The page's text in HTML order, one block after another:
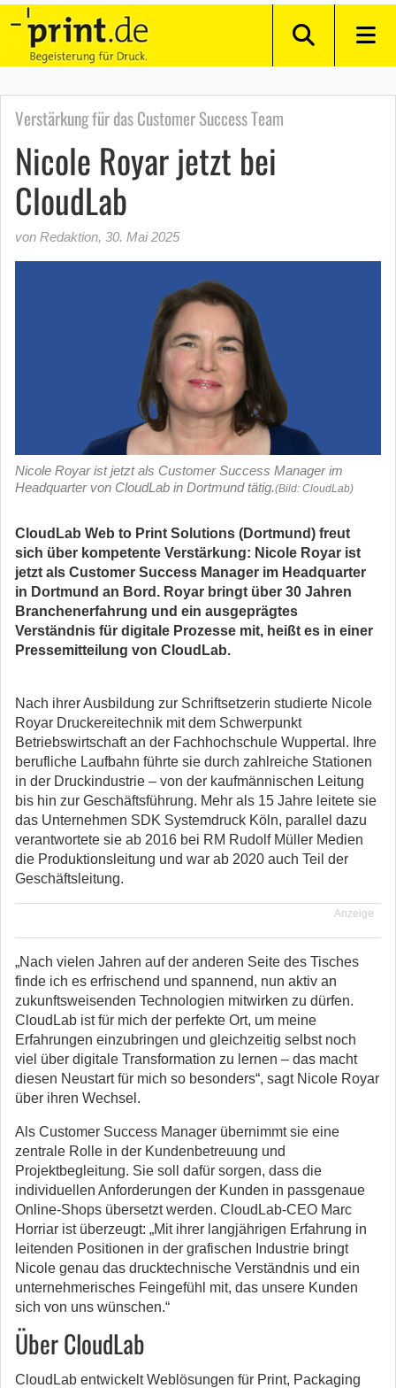
Verstärkung für das Customer Success Team
Nicole Royar jetzt bei
CloudLab
von Redaktion, 30. Mai 2025
Nicole Royar ist jetzt als Customer Success Manager im
Headquarter von CloudLab in Dortmund tätig.(Bild: CloudLab)
CloudLab Web to Print Solutions (Dortmund) freut
sich über kompetente Verstärkung: Nicole Royar ist
jetzt als Customer Success Manager im Headquarter
in Dortmund an Bord. Royar bringt über 30 Jahren
Branchenerfahrung und ein ausgeprägtes
Verständnis für digitale Prozesse mit, heißt es in einer
Pressemitteilung von CloudLab.
Nach ihrer Ausbildung zur Schriftsetzerin studierte Nicole
Royar Druckereitechnik mit dem Schwerpunkt
Betriebswirtschaft an der Fachhochschule Wuppertal. Ihre
berufliche Laufbahn führte sie durch zahlreiche Stationen
in der Druckindustrie – von der kaufmännischen Leitung
bis hin zur Geschäftsführung. Mehr als 15 Jahre leitete sie
das Unternehmen SDK Systemdruck Köln, parallel dazu
verantwortete sie ab 2016 bei RM Rudolf Müller Medien
die Produktionsleitung und war ab 2020 auch Teil der
Geschäftsleitung.
Anzeige
„Nach vielen Jahren auf der anderen Seite des Tisches
finde ich es erfrischend und spannend, nun aktiv an
zukunftsweisenden Technologien mitwirken zu dürfen.
CloudLab ist für mich der perfekte Ort, um meine
Erfahrungen einzubringen und gleichzeitig selbst noch
viel über digitale Transformation zu lernen – das macht
diesen Neustart für mich so besonders“, sagt Nicole Royar
über ihren Wechsel.
Als Customer Success Manager übernimmt sie eine
zentrale Rolle in der Kundenbetreuung und
Projektbegleitung. Sie soll dafür sorgen, dass die
individuellen Anforderungen der Kunden in passgenaue
Online-Shops übersetzt werden. CloudLab-CEO Marc
Horriar ist überzeugt: „Mit ihrer langjährigen Erfahrung in
leitenden Positionen in der grafischen Industrie bringt
Nicole genau das drucktechnische Verständnis und ein
unternehmerisches Feingefühl mit, das unsere Kunden
sich von uns wünschen.“
Über CloudLab
CloudLab entwickelt Weblösungen für Print, Packaging